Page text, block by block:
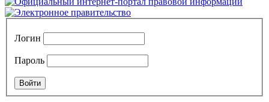
Логин
Пароль